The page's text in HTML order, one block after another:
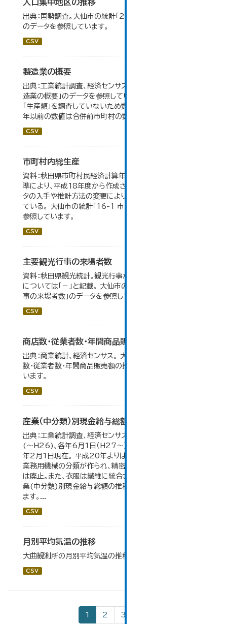
人口集中地区の推移
出典：国勢調査。大仙市の統計「2-3 人口集中地区の推移」
のデータを参照しています。
CSV
製造業の概要
出典：工業統計調査、経済センサス。 大仙市の統計「5-7 製
造業の概要」のデータを参照しています。 2007年以前は
「生産額」を調査していないため数値はありません。 2004
年以前の数値は合併前市町村の数値を合算したものです。
CSV
市町村内総生産
資料：秋田県市町村民経済計算年報。数値は平成23年基
準により、平成18年度から作成されたもので、 新たなデー
タの入手や推計方法の変更により、毎年度遡及改訂を行っ
ている。 大仙市の統計「16-1 市町村内総生産」のデータを
参照しています。
CSV
主要観光行事の来場者数
資料：秋田県観光統計。観光行事が開催されなかったもの
については「－」と記載。 大仙市の統計「15-1 主要観光行
事の来場者数」のデータを参照しています。
CSV
商店数・従業者数・年間商品販売額の推移
出典：商業統計、経済センサス。 大仙市の統計「6-1 商店
数・従業者数・年間商品販売額の推移」のデータを参照して
います。
CSV
産業（中分類）別現金給与総額の推移
出典：工業統計調査、経済センサス。 各年12月31日現在
(～H26)、各年6月1日（H27～）・平成23年のみ平成24
年2月1日現在。 平成20年よりはん用機械、生産用機械、
業務用機械の分類が作られ、精密機械、一般用機械の分類
は廃止。また、衣服は繊維に統合された。 大仙市の統計「産
業(中分類)別現金給与総額の推移」のデータを参照してい
ます。...
CSV
月別平均気温の推移
大曲観測所の月別平均気温の推移一覧です。
CSV
1 2 3